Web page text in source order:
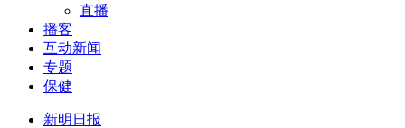
直播
播客
互动新闻
专题
保健
新明日报